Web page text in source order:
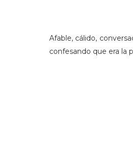
Afable, cálido,
confesando que era la